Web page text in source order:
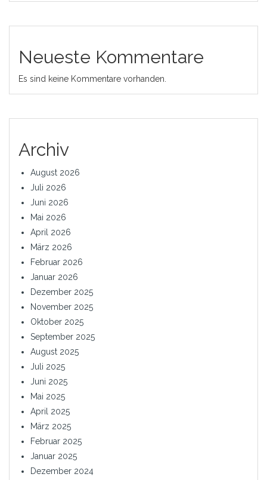
Neueste Kommentare
Es sind keine Kommentare vorhanden.
Archiv
August 2026
Juli 2026
Juni 2026
Mai 2026
April 2026
März 2026
Februar 2026
Januar 2026
Dezember 2025
November 2025
Oktober 2025
September 2025
August 2025
Juli 2025
Juni 2025
Mai 2025
April 2025
März 2025
Februar 2025
Januar 2025
Dezember 2024